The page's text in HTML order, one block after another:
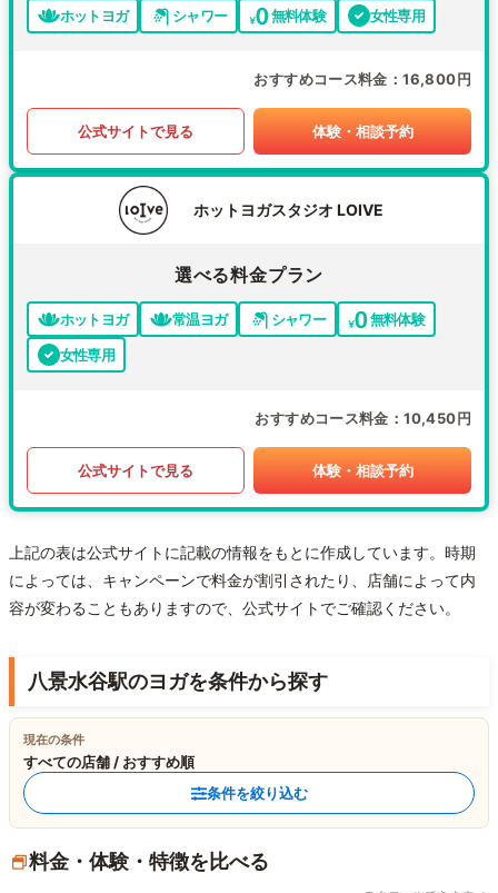
ホットヨガ シャワー 無料体験 女性専用
おすすめコース料金 16,800円
公式サイトで見る 体験・相談予約
ホットヨガスタジオ LOIVE
選べる料金プラン
ホットヨガ 常温ヨガ シャワー
無料体験
女性専用
おすすめコース料金 10,450円
公式サイトで見る 体験・相談予約
上記の表は公式サイトに記載の情報をもとに作成しています。時期
によっては、キャンペーンで料金が割引されたり、店舗によって内
容が変わることもありますので、公式サイトでご確認ください。
八景水谷駅のヨガを条件から探す
現在の条件
すべての店舗 / おすすめ順
条件を絞り込む
料金・体験・特徴を比べる